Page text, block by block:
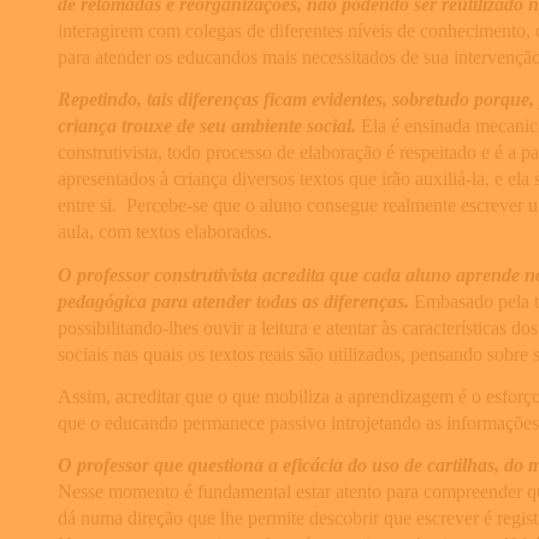
de retomadas e reorganizações, não podendo ser
interagirem com colegas de diferentes níveis de
para atender os educandos mais necessitados de sua
Repetindo, tais diferenças ficam evidentes, sobretudo
criança trouxe de seu ambiente social. Ela é ensinada
construtivista, todo processo de elaboração é respeitado e é a
apresentados à criança diversos textos que irão auxiliá-la, e
entre si. Percebe-se que o aluno consegue realmente
aula, com textos elaborados.
O professor construtivista acredita que cada aluno aprende
pedagógica para atender todas as diferenças. Embasado pela
possibilitando-lhes ouvir a leitura e atentar às características
sociais nas quais os textos reais são utilizados, pensando
Assim, acreditar que o que mobiliza a aprendizagem é o
que o educando permanece passivo introjetando as
O professor que questiona a eficácia do uso de cartilhas, do
Nesse momento é fundamental estar atento para
dá numa direção que lhe permite descobrir que escrever é